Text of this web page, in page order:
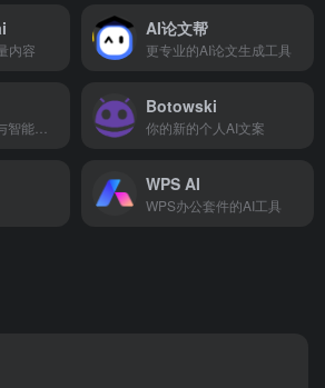
内容
AI论文帮
更专业的AI论文生成工具
Botowski
你的新的个人AI文案
WPS AI
WPS办公套件的AI工具